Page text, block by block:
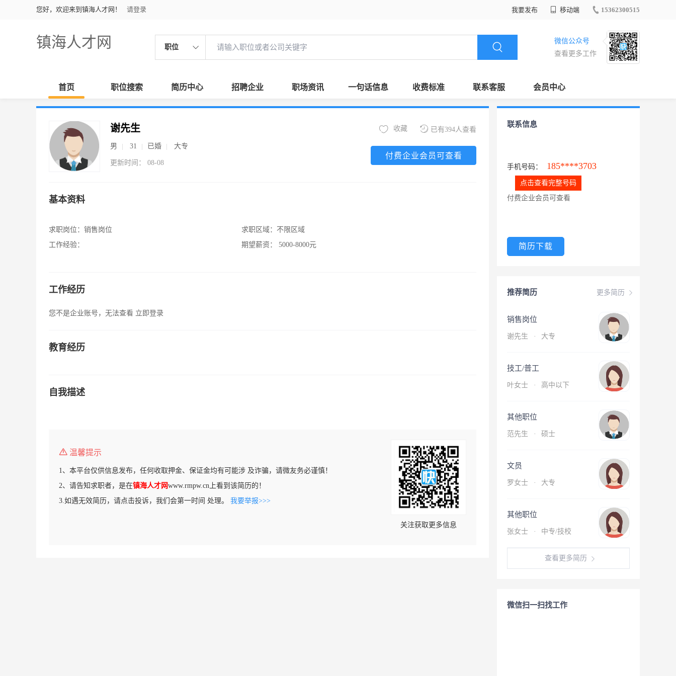
您好，欢迎来到镇海人才网！ 请登录 我要发布 移动端 15362300515
镇海人才网 职位
微信公众号
查看更多工作
首页 职位搜索 简历中心 招聘企业 职场资讯 一句话信息 收费标准 联系客服 会员中心
谢先生
男 31 已婚 大专
更新时间： 08-08
已有394人查看
收藏
付费企业会员可查看
基本资料
求职岗位： 销售岗位
工作经验：
求职区域： 不限区域
期望薪资：
5000-8000元
工作经历
您不是企业账号，无法查看 立即登录
教育经历
自我描述
温馨提示
1、本平台仅供信息发布，任何收取押金、保证金均有可能涉 及诈骗，请微友务必谨慎！
2、请告知求职者，是在镇海人才网www.rmpw.cn上看到该简历的！
3.如遇无效简历，请点击投诉，我们会第一时间 处理。 我要举报>>>
关注获取更多信息
联系信息
手机号码： 185****3703
点击查看完整号码
付费企业会员可查看
简历下载
更多简历
推荐简历
销售岗位
谢先生 · 大专
技工/普工
叶女士 · 高中以下
其他职位
范先生 · 硕士
文员
罗女士 · 大专
其他职位
张女士 · 中专/技校
查看更多简历
微信扫一扫找工作